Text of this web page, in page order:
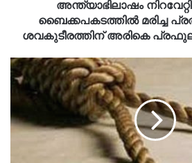
അന്ത്യാഭിലാഷം
ബൈക്കപകടത്തിൽ മരിച്ച
ശവകുടീരത്തിന് അരികെ